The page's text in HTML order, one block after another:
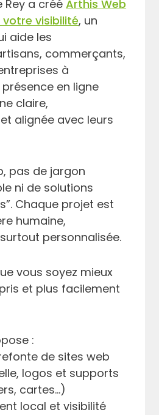
Rey a crééArthis Web
visibilité, un
aide les
commerçants,
à
en ligne
claire,
alignée avec leurs
pas de jargon
ni de solutions
Chaque projet est
humaine,
personnalisée.
vous soyez mieux
et plus facilement
:
de sites web
logos et supports
cartes…)
local et visibilité